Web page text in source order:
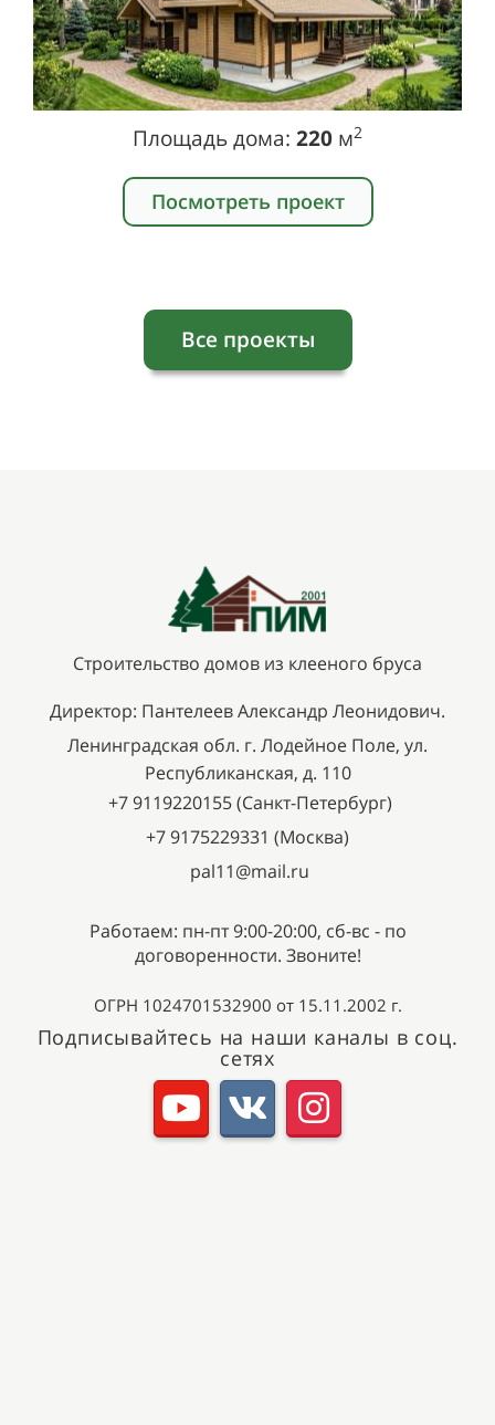
Площадь дома: 220 м2
Посмотреть проект
Все проекты
Строительство домов из клееного бруса
Директор: Пантелеев Александр Леонидович.
Ленинградская обл. г. Лодейное Поле, ул.
Республиканская, д. 110
+7 9119220155 (Санкт-Петербург)
+7 9175229331 (Москва)
pal11@mail.ru
Работаем: пн-пт 9:00-20:00, сб-вс - по
договоренности. Звоните!
ОГРН 1024701532900 от 15.11.2002 г.
Подписывайтесь на наши каналы в соц.
сетях